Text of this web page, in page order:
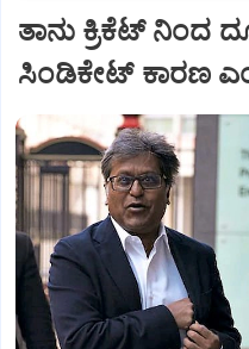
ತಾನು ಕ್ರಿಕೆಟ್‌ ನಿಂದ
ಸಿಂಡಿಕೇಟ್‌ ಕಾರಣ